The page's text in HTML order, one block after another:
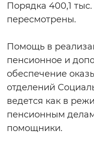
Воспроизвести
Порядка 400,1
пересмотрены.
Помощь в
пенсионное и
обеспечение
отделений
ведется как в
пенсионным
помощники.